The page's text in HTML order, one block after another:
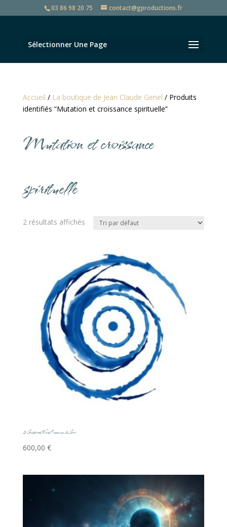
03 86 98 20 75 contact@gproductions.fr
Sélectionner Une Page
Accueil / La boutique de Jean Claude Genel / Produits
identifiés “Mutation et croissance spirituelle”
Mutation et croissance
spirituelle
2 résultats affichés
3 Sessions Vers l’amour du Soi
600,00 €